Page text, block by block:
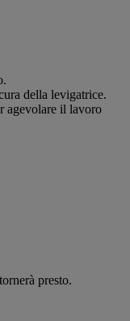
della levigatrice.
agevolare il lavoro
presto.